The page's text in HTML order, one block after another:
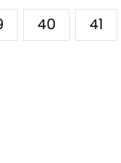
40 41